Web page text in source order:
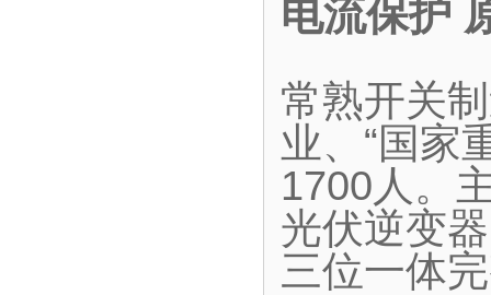
电流保护
常熟开关
业、“国家
1700人。
光伏逆变
三位一体